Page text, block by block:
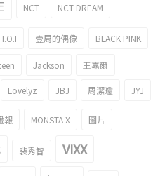
NCT NCT DREAM
I.O.I 壹周的偶像 BLACK PINK
Jackson 王嘉爾
Lovelyz JBJ 周潔瓊 JYJ
報 MONSTA X 圖片
裴秀智 VIXX